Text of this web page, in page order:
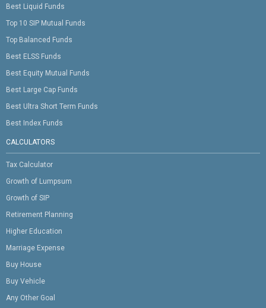
Best Liquid Funds
Top 10 SIP Mutual Funds
Top Balanced Funds
Best ELSS Funds
Best Equity Mutual Funds
Best Large Cap Funds
Best Ultra Short Term Funds
Best Index Funds
CALCULATORS
Tax Calculator
Growth of Lumpsum
Growth of SIP
Retirement Planning
Higher Education
Marriage Expense
Buy House
Buy Vehicle
Any Other Goal